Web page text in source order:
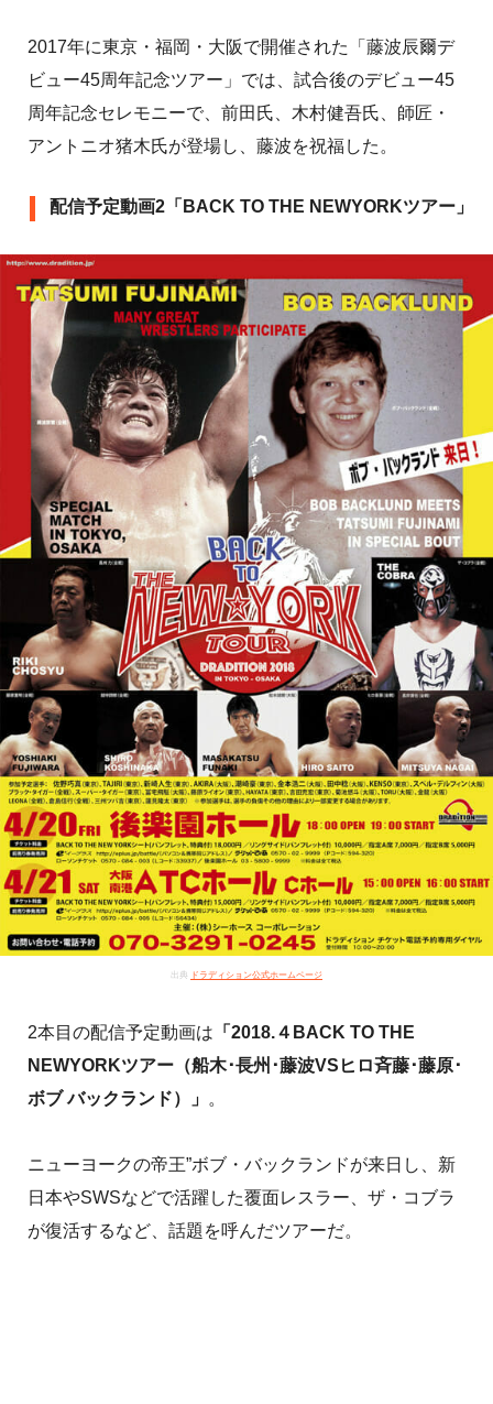
2017年に東京・福岡・大阪で開催された「藤波辰爾デ
ビュー45周年記念ツアー」では、試合後のデビュー45
周年記念セレモニーで、前田氏、木村健吾氏、師匠・
アントニオ猪木氏が登場し、藤波を祝福した。
配信予定動画2「BACK TO THE NEWYORKツアー」
出典 ドラディション公式ホームページ
2本目の配信予定動画は 「2018.４BACK TO THE
NEWYORKツアー（船木･長州･藤波VSヒロ斉藤･藤原･
ボブ バックランド）」 。
ニューヨークの帝王”ボブ・バックランドが来日し、新
日本やSWSなどで活躍した覆面レスラー、ザ・コブラ
が復活するなど、話題を呼んだツアーだ。